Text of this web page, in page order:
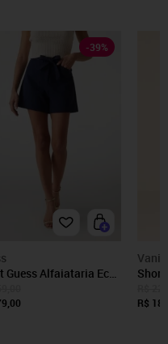
-39%
Guess Alfaiataria Eco
Short
R$